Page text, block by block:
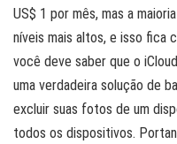
US$ 1 por mês, mas a
níveis mais altos, e isso fica
você deve saber que o
uma verdadeira solução de
excluir suas fotos de um
todos os dispositivos.